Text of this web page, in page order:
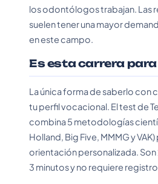
los odontólogos trabajan. Las
suelen tener una mayor
en este campo.
Es esta carrera para
La única forma de saberlo con
tu perfil vocacional. El test de
combina 5 metodologías
Holland, Big Five, MMMG y
orientación personalizada.
3 minutos y no requiere